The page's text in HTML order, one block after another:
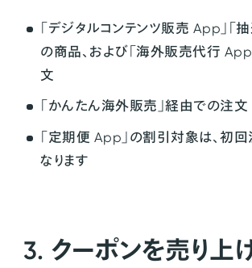
「デジタルコンテンツ販売 App」「
の商品、および「海外販売代行
文
「かんたん海外販売」経由での注文
「定期便 App」の割引対象は、初
なります
3. クーポンを売り上